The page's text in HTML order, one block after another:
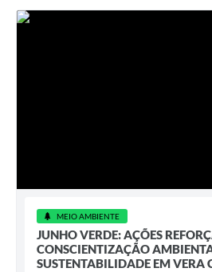
MEIO AMBIENTE
JUNHO VERDE: AÇÕES
CONSCIENTIZAÇÃO
SUSTENTABILIDADE EM VERA